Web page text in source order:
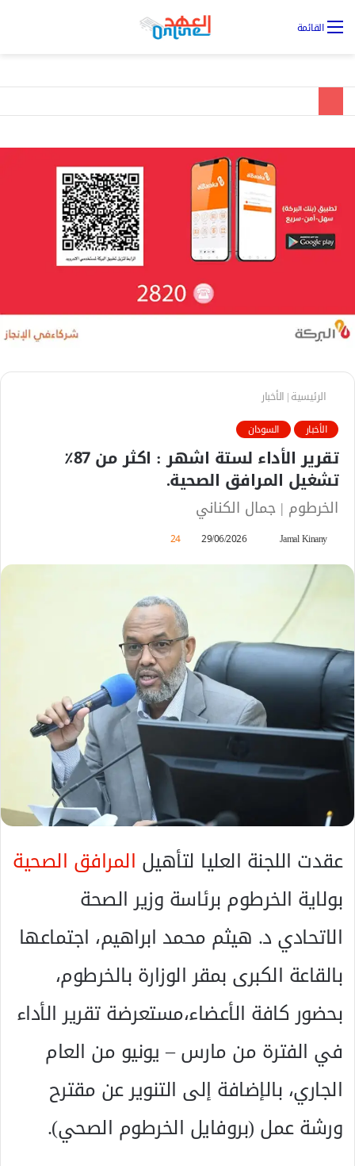
القائمة
الرئيسية| الأخبار
الأخبار السودان
تقرير الأداء لستة اشهر : اكثر من 87٪
تشغيل المرافق الصحية.
الخرطوم | جمال الكناني
Jamal Kinany
ي
د
ا
إ
ل
ت
ن
ا
29/06/2026
24
عقدت اللجنة العليا لتأهيل المرافق الصحية
بولاية الخرطوم برئاسة وزير الصحة
الاتحادي د. هيثم محمد ابراهيم، اجتماعها
بالقاعة الكبرى بمقر الوزارة بالخرطوم،
بحضور كافة الأعضاء،مستعرضة تقرير الأداء
في الفترة من مارس – يونيو من العام
الجاري، بالإضافة إلى التنوير عن مقترح
ورشة عمل (بروفايل الخرطوم الصحي).